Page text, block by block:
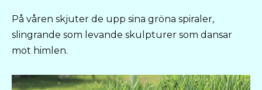
På våren skjuter de upp sina gröna spiraler,
slingrande som levande skulpturer som dansar
mot himlen.